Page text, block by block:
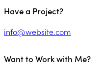
Have a Project?
info@website.com
Want to Work with Me?